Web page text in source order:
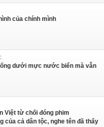
của chính mình
dưới mực nước biển mà vẫn
Việt từ chối đóng phim
của cả dân tộc, nghe tên đã thấy